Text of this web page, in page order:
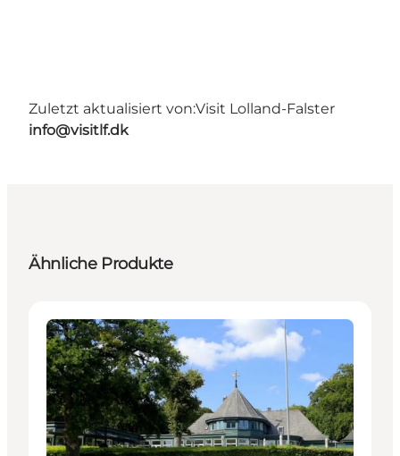
Zuletzt aktualisiert von:Visit Lolland-Falster
info@visitlf.dk
Ähnliche Produkte
Attraktionen